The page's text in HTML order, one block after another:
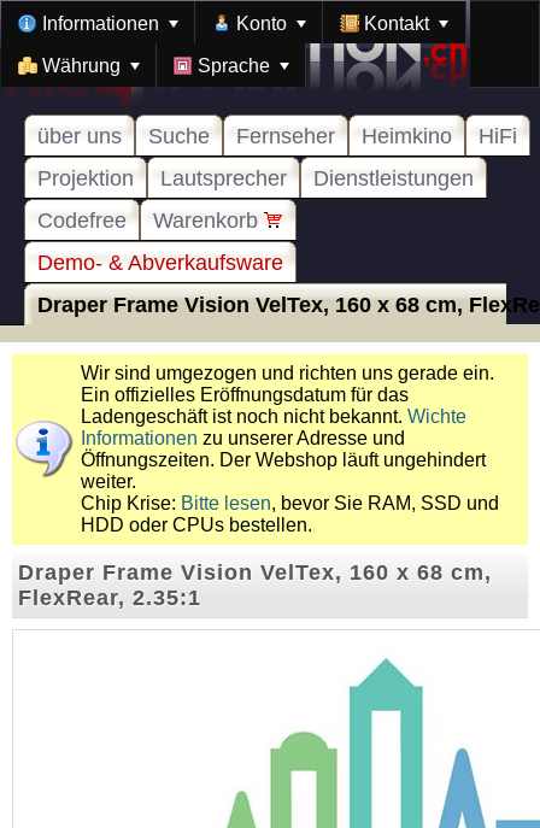
Informationen Konto Kontakt
Währung Sprache
über uns Suche Fernseher Heimkino
HiFi
Projektion
Lautsprecher
Dienstleistungen
Codefree
Warenkorb
Demo- & Abverkaufsware
Draper Frame Vision VelTex, 160 x 68 cm,
Wir sind umgezogen und richten uns gerade ein.
Ein offizielles Eröffnungsdatum für das
Ladengeschäft ist noch nicht bekannt. Wichte
Informationen zu unserer Adresse und
Öffnungszeiten. Der Webshop läuft ungehindert
weiter.
Chip Krise: Bitte lesen, bevor Sie RAM, SSD und
HDD oder CPUs bestellen.
Draper Frame Vision VelTex, 160 x 68 cm,
FlexRear, 2.35:1